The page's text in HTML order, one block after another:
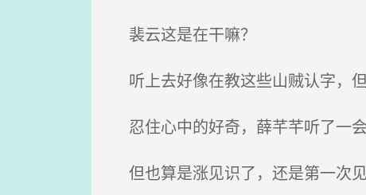
裴云这是在干嘛？
听上去好像在教这些山贼认字，
忍住心中的好奇，薛芊芊听了一
但也算是涨见识了，还是第一次